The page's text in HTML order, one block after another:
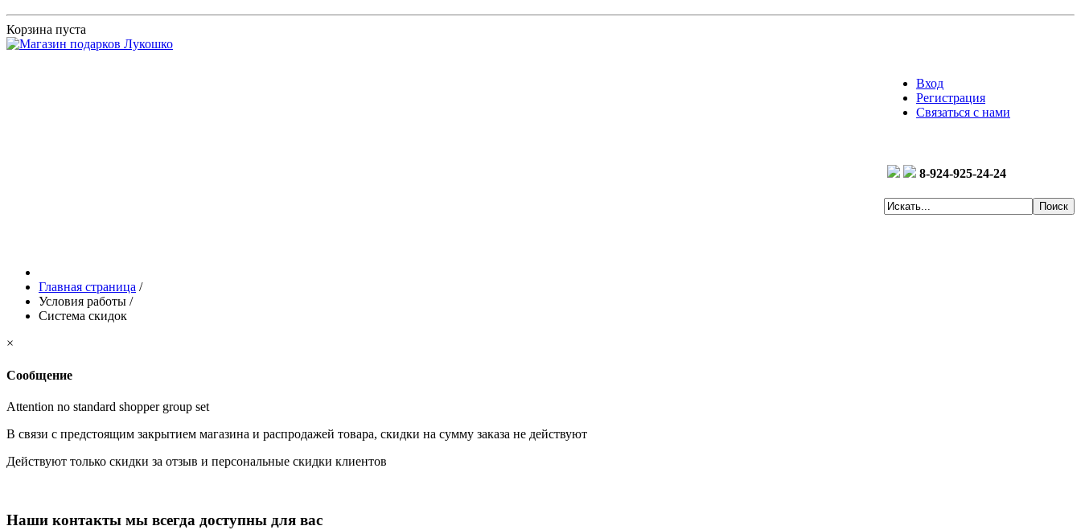
Корзина пуста
Вход
Регистрация
Связаться с нами
8-924-925-24-24
Главная страница /
Условия работы /
Система скидок
×
Сообщение
Attention no standard shopper group set
В связи с предстоящим закрытием магазина и распродажей товара, скидки на сумму заказа не действуют
Действуют только скидки за отзыв и персональные скидки клиентов
Наши контакты мы всегда доступны для вас